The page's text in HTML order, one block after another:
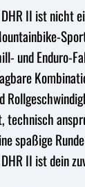
II ist nicht
und Enduro-
technisch
spaßige
II ist dein